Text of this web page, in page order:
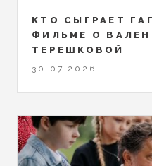
КТО СЫГРАЕТ
ФИЛЬМЕ О
ТЕРЕШКОВОЙ
30.07.2026